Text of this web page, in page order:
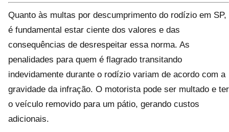
Quanto às multas por descumprimento do rodízio em SP,
é fundamental estar ciente dos valores e das
consequências de desrespeitar essa norma. As
penalidades para quem é flagrado transitando
indevidamente durante o rodízio variam de acordo com a
gravidade da infração. O motorista pode ser multado e ter
o veículo removido para um pátio, gerando custos
adicionais.